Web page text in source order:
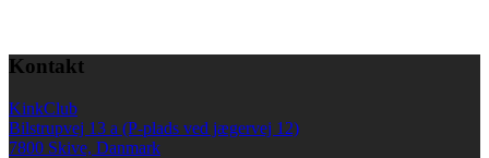
Kontakt
KinkClub
Bilstrupvej 13 a (P-plads ved jægervej 12)
7800 Skive, Danmark